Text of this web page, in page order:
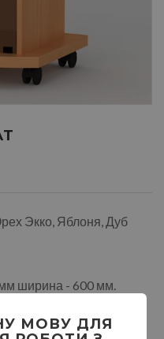
Экко, Яблоня, Дуб
ширина - 600 мм.
МОВУ ДЛЯ